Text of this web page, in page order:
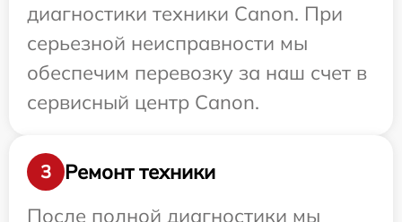
диагностики техники Canon. При
серьезной неисправности мы
обеспечим перевозку за наш счет в
сервисный центр Canon.
3
Ремонт техники
После полной диагностики мы